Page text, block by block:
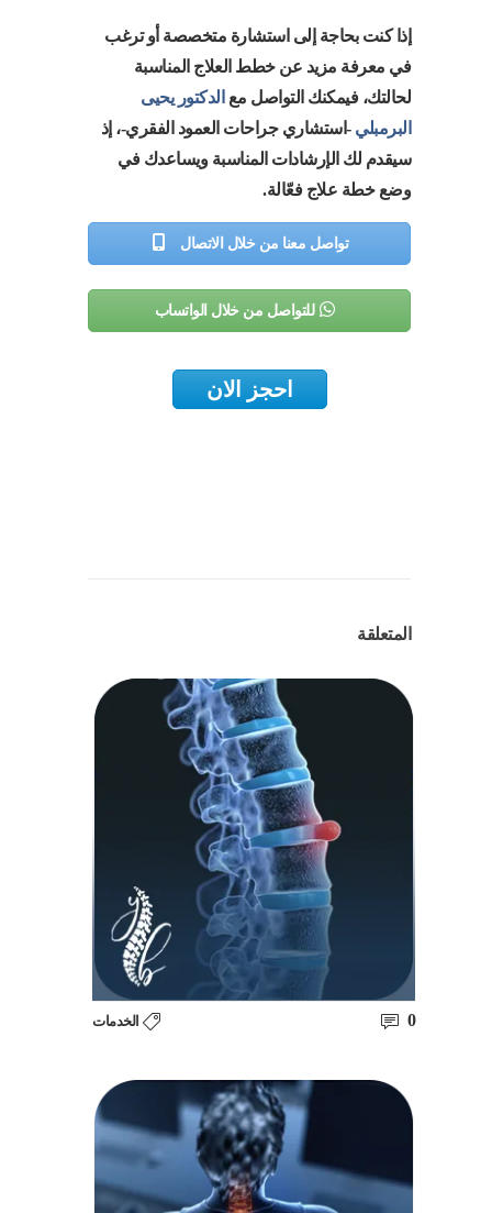
إذا كنت بحاجة إلى استشارة متخصصة أو ترغب
في معرفة مزيد عن خطط العلاج المناسبة
لحالتك، فيمكنك التواصل مع الدكتور يحيى
البرمبلي -استشاري جراحات العمود الفقري-، إذ
سيقدم لك الإرشادات المناسبة ويساعدك في
وضع خطة علاج فعّالة.
تواصل معنا من خلال الاتصال
للتواصل من خلال الواتساب
احجز الان
المتعلقة
الخدمات 0